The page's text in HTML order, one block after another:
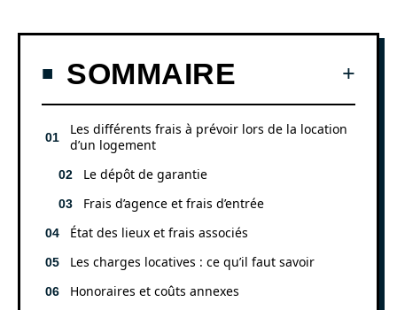
SOMMAIRE
Les différents frais à prévoir lors de la location
d’un logement
Le dépôt de garantie
Frais d’agence et frais d’entrée
État des lieux et frais associés
Les charges locatives : ce qu’il faut savoir
Honoraires et coûts annexes